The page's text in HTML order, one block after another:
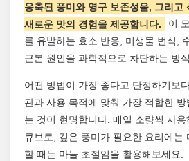
응축된 풍미와 영구 보존성을, 그리고
새로운 맛의 경험을 제공합니다.
이
를 유발하는 효소 반응, 미생물 번식,
근본 원인을 과학적으로 차단하는 방
어떤 방법이 가장 좋다고 단정하기보
관과 사용 목적에 맞춰 가장 적합한
는 것이 현명합니다. 매일 소량씩 사
큐브로, 깊은 풍미가 필요한 요리에는
할 때는 마늘 초절임을 활용해보세요.